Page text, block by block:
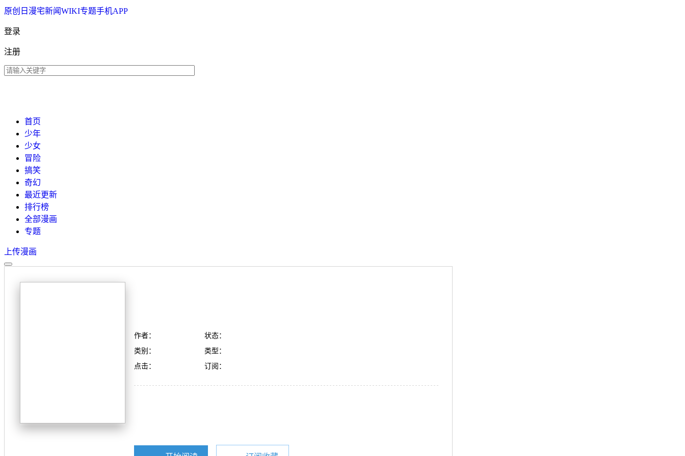
原创 日漫宅新闻WIKI专题手机APP
登录
注册
首页
少年
少女
冒险
搞笑
奇幻
最近更新
排行榜
全部漫画
专题
上传漫画
作者：
状态：
类别：
类型：
点击：
订阅：